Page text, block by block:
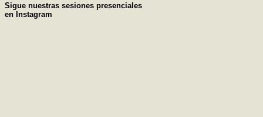
Sigue nuestras sesiones presenciales
en Instagram